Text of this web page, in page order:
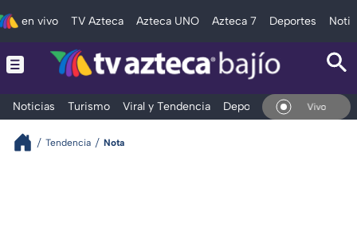
en vivo TV Azteca Azteca UNO Azteca 7 Deportes
Noticias Turismo Viral y Tendencia Deportes Espectáculos
En Vivo
Tendencia Nota